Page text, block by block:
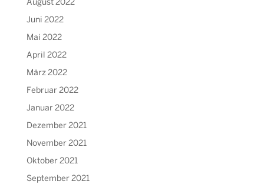
August 2022
Juni 2022
Mai 2022
April 2022
März 2022
Februar 2022
Januar 2022
Dezember 2021
November 2021
Oktober 2021
September 2021